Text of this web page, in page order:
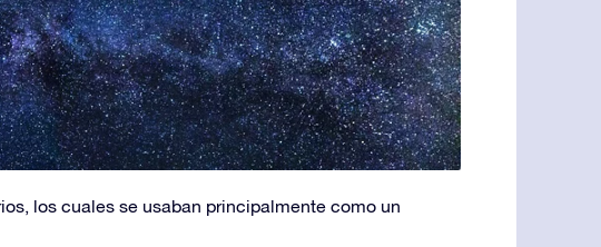
los cuales se usaban principalmente como un